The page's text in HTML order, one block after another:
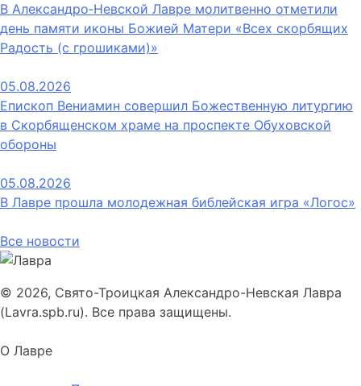
В Александро‑Невской Лавре молитвенно отметили
день памяти иконы Божией Матери «Всех скорбящих
Радость (с грошиками)»
05.08.2026
Епископ Вениамин совершил Божественную литургию
в Скорбященском храме на проспекте Обуховской
обороны
05.08.2026
В Лавре прошла молодежная библейская игра «Логос»
Все новости
© 2026, Свято-Троицкая Александро-Невская Лавра
(Lavra.spb.ru). Все права защищены.
О Лавре